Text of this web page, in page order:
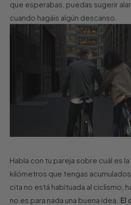
que esperabas, puedas sugerir
cuando hagáis algún descanso.
Habla con tu pareja sobre cuál es
kilómetros que tengas acumulados
cita no está habituada al ciclismo,
no es para nada una buena idea. El